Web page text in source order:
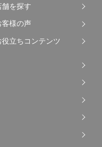
舗を探す
客様の声
役立ちコンテンツ